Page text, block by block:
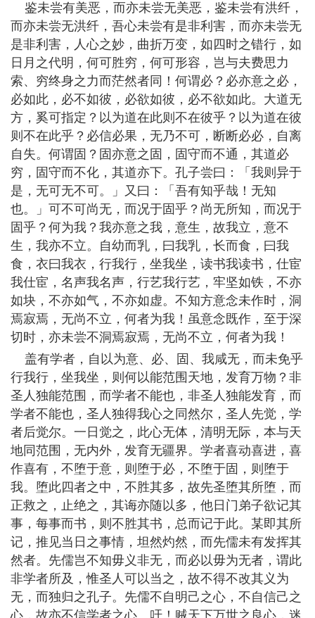
鉴未尝有美恶，而亦未尝无美恶，鉴未尝有洪纤，
而亦未尝无洪纤，吾心未尝有是非利害，而亦未尝无
是非利害，人心之妙，曲折万变，如四时之错行，如
日月之代明，何可胜穷，何可形容，岂与夫费思力
索、穷终身之力而茫然者同！何谓必？必亦意之必，
必如此，必不如彼，必欲如彼，必不欲如此。大道无
方，奚可指定？以为道在此则不在彼乎？以为道在彼
则不在此乎？必信必果，无乃不可，断断必必，自离
自失。何谓固？固亦意之固，固守而不通，其道必
穷，固守而不化，其道亦下。孔子尝曰：「我则异于
是，无可无不可。」又曰：「吾有知乎哉！无知
也。」可不可尚无，而况于固乎？尚无所知，而况于
固乎？何为我？我亦意之我，意生，故我立，意不
生，我亦不立。自幼而乳，曰我乳，长而食，曰我
食，衣曰我衣，行我行，坐我坐，读书我读书，仕宦
我仕宦，名声我名声，行艺我行艺，牢坚如铁，不亦
如块，不亦如气，不亦如虚。不知方意念未作时，洞
焉寂焉，无尚不立，何者为我！虽意念既作，至于深
切时，亦未尝不洞焉寂焉，无尚不立，何者为我！
盖有学者，自以为意、必、固、我咸无，而未免乎
行我行，坐我坐，则何以能范围天地，发育万物？非
圣人独能范围，而学者不能也，非圣人独能发育，而
学者不能也，圣人独得我心之同然尔，圣人先觉，学
者后觉尔。一日觉之，此心无体，清明无际，本与天
地同范围，无内外，发育无疆界。学者喜动喜进，喜
作喜有，不堕于意，则堕于必，不堕于固，则堕于
我。堕此四者之中，不胜其多，故先圣堕其所堕，而
正救之，止绝之，其诲亦随以多，他日门弟子欲记其
事，每事而书，则不胜其书，总而记于此。某即其所
记，推见当日之事情，坦然灼然，而先儒未有发挥其
然者。先儒岂不知毋义非无，而必以毋为无者，谓此
非学者所及，惟圣人可以当之，故不得不改其义为
无，而独归之孔子。先儒不自明己之心，不自信己之
心，故亦不信学者之心。吁！贼天下万世之良心，迷